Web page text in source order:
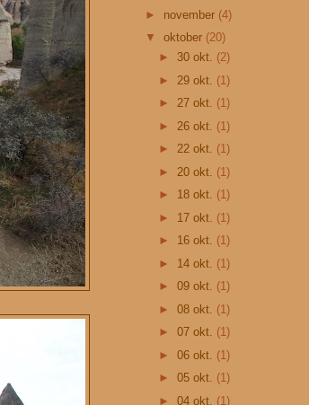
► november (4)
▼ oktober (20)
► 30 okt. (2)
► 29 okt. (1)
►27 okt. (1)
► 26 okt. (1)
►22 okt. (1)
► 20 okt. (1)
► 18 okt. (1)
► 17 okt. (1)
► 16 okt. (1)
► 14 okt. (1)
►09 okt. (1)
►08 okt. (1)
►07 okt. (1)
►06 okt. (1)
►05 okt. (1)
►04 okt. (1)